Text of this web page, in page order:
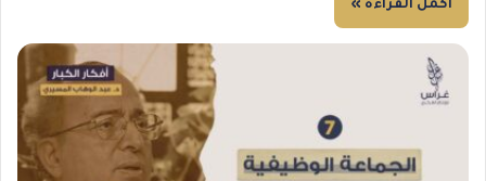
أكمل القراءة »